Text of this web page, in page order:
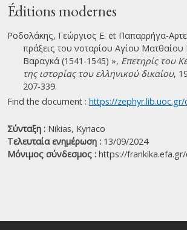
Éditions modernes
Ροδολάκης, Γεώργιος Ε. et Παπαρρήγα-
πράξεις του νοταρίου Αγίου
Βαραγκά (1541-1545) », Επετηρίς του
της ιστορίας του ελληνικού δικαίου,
207-339.
Find the document : https://zephyr.lib.uoc.gr/
Σύνταξη : Nikias, Kyriaco
Τελευταία ενημέρωση : 13/09/2024
Μόνιμος σύνδεσμος : https://